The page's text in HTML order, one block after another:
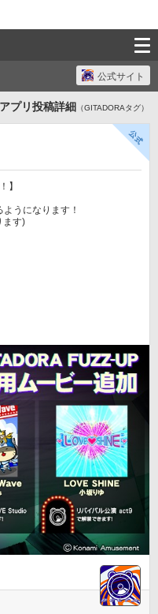
公式サイト
プリ投稿詳細 （GITADORAタグ）
】
うになります！
ます)